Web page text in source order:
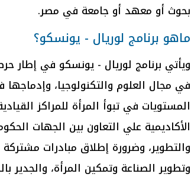
بحوث أو معهد أو جامعة في مصر.
ماهو برنامج لوريال - يونسكو؟
ويأتي برنامج لوريال - يونسكو في إطار
في مجال العلوم والتكنولوجيا،
المستويات في تبوأ المرأة للمراكز
الأكاديمية علي التعاون بين الجهات
والتطوير، وضرورة إطلاق مبادرات
وتطوير الصناعة وتمكين المرأة، والجدير